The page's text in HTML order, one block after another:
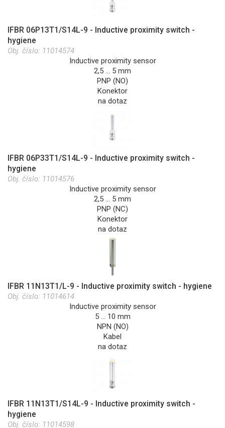
IFBR 06P13T1/S14L-9 - Inductive proximity switch -
hygiene
Obj. číslo: 11014574
Inductive proximity sensor
2,5 … 5 mm
PNP (NO)
Konektor
na dotaz
IFBR 06P33T1/S14L-9 - Inductive proximity switch -
hygiene
Obj. číslo: 11014576
Inductive proximity sensor
2,5 … 5 mm
PNP (NC)
Konektor
na dotaz
IFBR 11N13T1/L-9 - Inductive proximity switch - hygiene
Obj. číslo: 11014614
Inductive proximity sensor
5 … 10 mm
NPN (NO)
Kabel
na dotaz
IFBR 11N13T1/S14L-9 - Inductive proximity switch -
hygiene
Obj. číslo: 11014598